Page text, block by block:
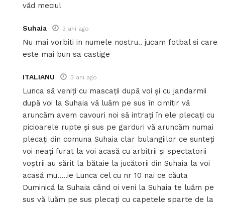
văd meciul
Suhaia 3 ani ago
Nu mai vorbiti in numele nostru.. jucam fotbal si care
este mai bun sa castige
ITALIANU 3 ani ago
Lunca să veniți cu mascații după voi și cu jandarmii
după voi la Suhaia vă luăm pe sus în cimitir vă
aruncăm avem cavouri noi să intrați în ele plecați cu
picioarele rupte și sus pe garduri vă aruncăm numai
plecați din comuna Suhaia clar bulangiilor ce sunteți
voi neați furat la voi acasă cu arbitrii și spectatorii
voștrii au sărit la bătaie la jucătorii din Suhaia la voi
acasă mu…..ie Lunca cel cu nr 10 nai ce căuta
Duminică la Suhaia când oi veni la Suhaia te luăm pe
sus vă luăm pe sus plecați cu capetele sparte de la